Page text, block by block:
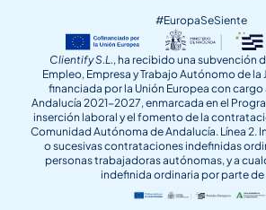
#EuropaSeSiente
Clientify S.L., ha recibido una subvención
Empleo, Empresa y Trabajo Autónomo de la
financiada por la Unión Europea con cargo
Andalucía 2021-2027, enmarcada en el
inserción laboral y el fomento de la
Comunidad Autónoma de Andalucía. Línea 2.
o sucesivas contrataciones indefinidas
personas trabajadoras autónomas, y a
indefinida ordinaria por parte de